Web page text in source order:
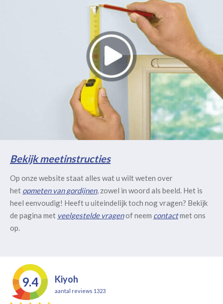
Bekijk meetinstructies
Op onze website staat alles wat u wilt weten over
het opmeten van gordijnen, zowel in woord als beeld. Het is
heel eenvoudig! Heeft u uiteindelijk toch nog vragen? Bekijk
de pagina met veelgestelde vragenof neem contactmet ons
op.
9.4 Kiyoh
aantal reviews 1323